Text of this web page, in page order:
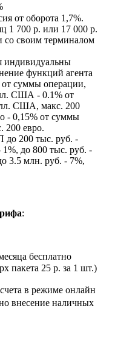
от оборота 1,7%.
1 700 р. или 17 000 р.
со своим терминалом
индивидуальны
функций агента
от суммы операции,
США - 0.1% от
США, макс. 200
- 0,15% от суммы
200 евро.
до 200 тыс. руб. -
1%, до 800 тыс. руб. -
3.5 млн. руб. - 7%,
:
бесплатно
пакета 25 р. за 1 шт.)
в режиме онлайн
внесение наличных